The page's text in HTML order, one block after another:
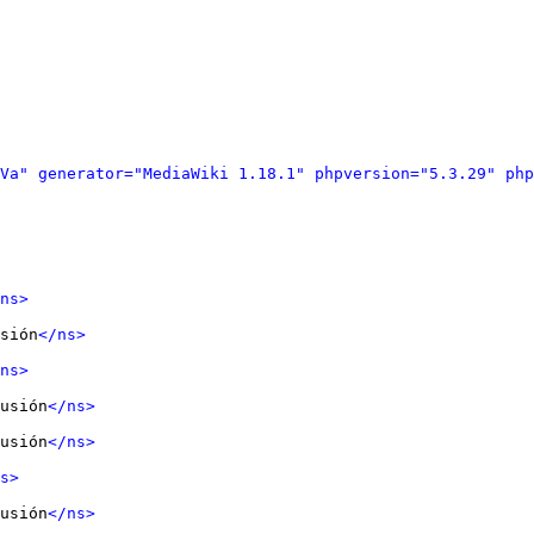
generator="MediaWiki 1.18.1"
</ns>
</ns>
</ns>
</ns>